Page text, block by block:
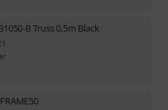
B Truss 0,5m Black